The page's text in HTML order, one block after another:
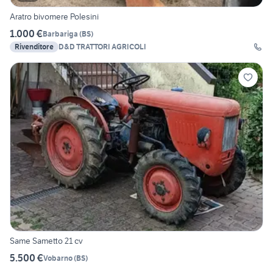
Aratro bivomere Polesini
1.000 €Barbariga (BS)
Rivenditore D&D TRATTORI AGRICOLI
Same Sametto 21 cv
5.500 €Vobarno(BS)